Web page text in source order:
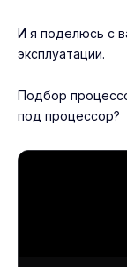
И я поделюсь с
эксплуатации.
Подбор
под процессор?